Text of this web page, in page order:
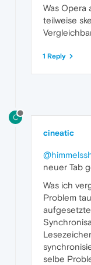
Was Opera
teilweise
1 Reply
C
cineatic
neuer Tab
Was ich
Problem
selbe